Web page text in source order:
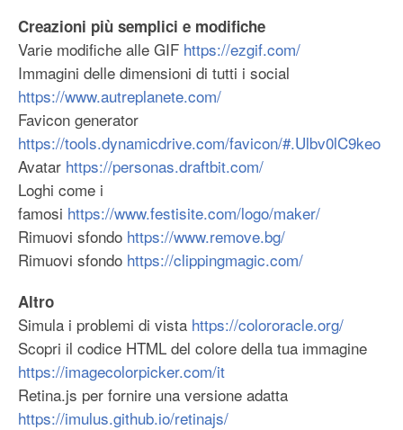
Creazioni più semplici e modifiche
Varie modifiche alle GIF https://ezgif.com/
Immagini delle dimensioni di tutti i social
https://www.autreplanete.com/
Favicon generator
https://tools.dynamicdrive.com/favicon/#.Ulbv0lC9keo
Avatar https://personas.draftbit.com/
Loghi come i
famosi https://www.festisite.com/logo/maker/
Rimuovi sfondo https://www.remove.bg/
Rimuovi sfondo https://clippingmagic.com/
Altro
Simula i problemi di vista https://colororacle.org/
Scopri il codice HTML del colore della tua immagine
https://imagecolorpicker.com/it
Retina.js per fornire una versione adatta
https://imulus.github.io/retinajs/